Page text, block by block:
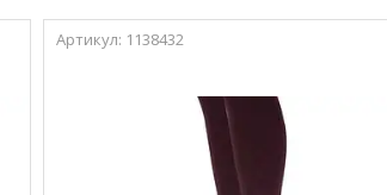
1138432